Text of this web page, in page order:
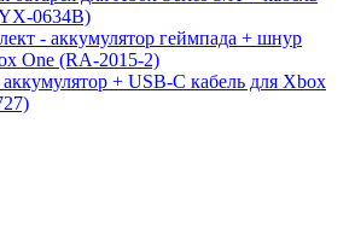
0634B)
- аккумулятор геймпада + шнур
One (RA-2015-2)
+ USB-C кабель для Xbox